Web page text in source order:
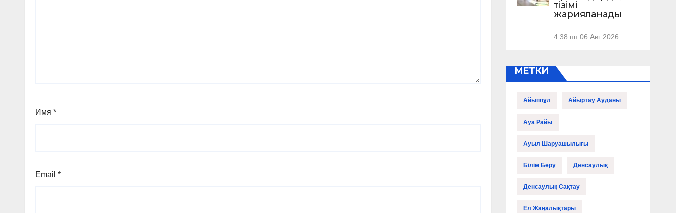
Имя *
Email *
тізімі
жарияланады
4:38 пп 06 Авг 2026
МЕТКИ
Айыппұл Айыртау Ауданы
Ауа Райы
Ауыл Шаруашылығы
Білім Беру Денсаулық
Денсаулық Сақтау
Ел Жаңалықтары